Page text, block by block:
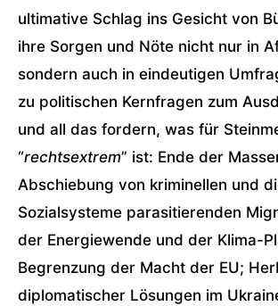
ultimative Schlag ins Gesicht von
ihre Sorgen und Nöte nicht nur in
sondern auch in eindeutigen
zu politischen Kernfragen zum
und all das fordern, was für
“rechtsextrem” ist: Ende der
Abschiebung von kriminellen und
Sozialsysteme parasitierenden
der Energiewende und der Klima-
Begrenzung der Macht der EU;
diplomatischer Lösungen im